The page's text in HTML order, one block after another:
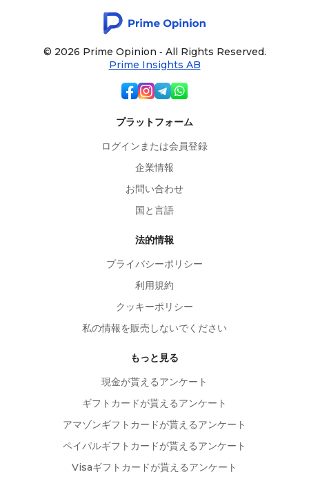
© 2026 Prime Opinion ‐ All Rights Reserved.
Prime Insights AB
プラットフォーム
ログインまたは会員登録
企業情報
お問い合わせ
国と言語
法的情報
プライバシーポリシー
利用規約
クッキーポリシー
私の情報を販売しないでください
もっと見る
現金が貰えるアンケート
ギフトカードが貰えるアンケート
アマゾンギフトカードが貰えるアンケート
ペイパルギフトカードが貰えるアンケート
Visaギフトカードが貰えるアンケート